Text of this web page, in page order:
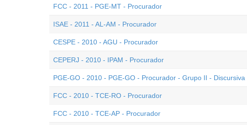
FCC - 2011 - PGE-MT - Procurador
ISAE - 2011 - AL-AM - Procurador
CESPE - 2010 - AGU - Procurador
CEPERJ - 2010 - IPAM - Procurador
PGE-GO - 2010 - PGE-GO - Procurador - Grupo II - Discursiva
FCC - 2010 - TCE-RO - Procurador
FCC - 2010 - TCE-AP - Procurador